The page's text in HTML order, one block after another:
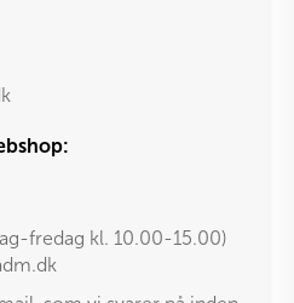
fredag kl. 10.00-15.00)